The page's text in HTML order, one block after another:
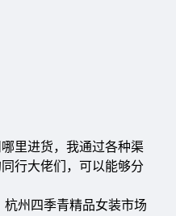
里进货，我通过各种渠
行大佬们，可以能够分
州四季青精品女装市场